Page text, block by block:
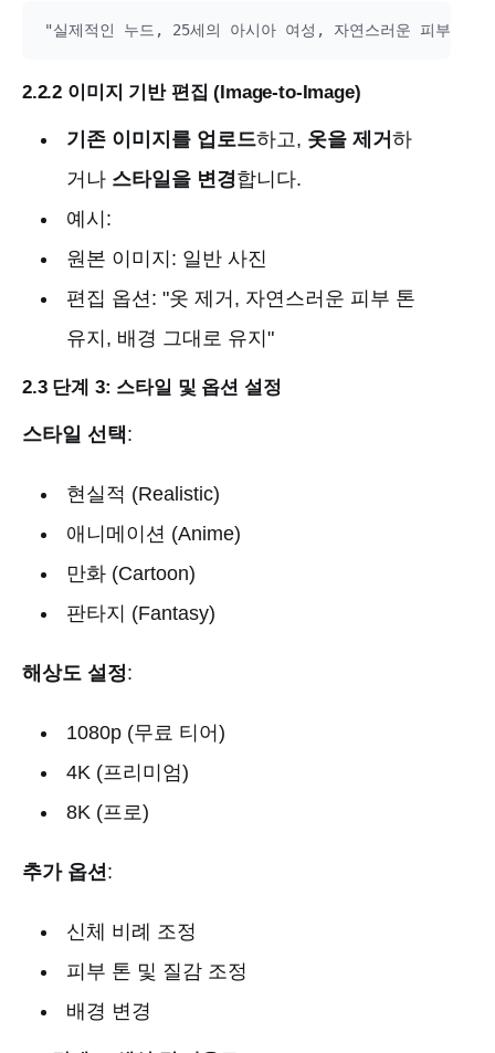
2.2.2 이미지 기반 편집 (Image-to-Image)
기존 이미지를 업로드하고, 옷을 제거 하
거나 스타일을 변경합니다.
예시:
원본 이미지: 일반 사진
편집 옵션: "옷 제거, 자연스러운 피부 톤
유지, 배경 그대로 유지"
2.3 단계 3: 스타일 및 옵션 설정
스타일 선택:
현실적 (Realistic)
애니메이션 (Anime)
만화 (Cartoon)
판타지 (Fantasy)
해상도 설정:
1080p (무료 티어)
4K (프리미엄)
8K (프로)
추가 옵션 :
신체 비례 조정
피부 톤 및 질감 조정
배경 변경